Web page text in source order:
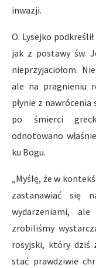
inwazji.
O. Lysejko
jak z postawy św.
nieprzyjaciołom.
ale na pragnieniu
płynie z nawrócenia
po śmierci
odnotowano
ku Bogu.
„Myślę, że w
zastanawiać się
wydarzeniami,
zrobiliśmy
rosyjski, który dziś
stać prawdziwie